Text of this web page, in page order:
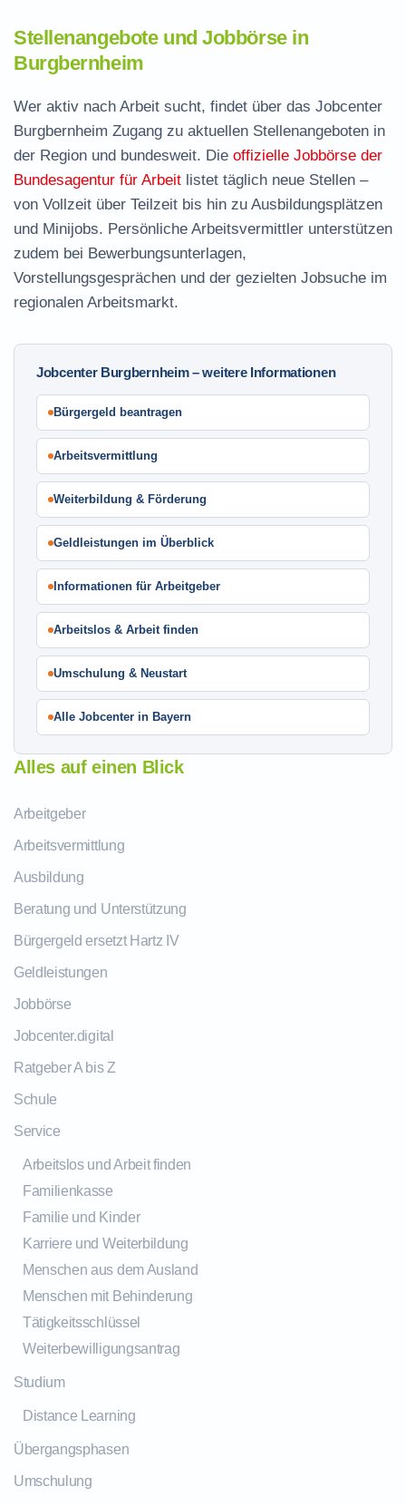
Stellenangebote und Jobbörse in
Burgbernheim
Wer aktiv nach Arbeit sucht, findet über das Jobcenter
Burgbernheim Zugang zu aktuellen Stellenangeboten in
der Region und bundesweit. Die offizielle Jobbörse der
Bundesagentur für Arbeit listet täglich neue Stellen –
von Vollzeit über Teilzeit bis hin zu Ausbildungsplätzen
und Minijobs. Persönliche Arbeitsvermittler unterstützen
zudem bei Bewerbungsunterlagen,
Vorstellungsgesprächen und der gezielten Jobsuche im
regionalen Arbeitsmarkt.
Jobcenter Burgbernheim – weitere Informationen
Bürgergeld beantragen
Arbeitsvermittlung
Weiterbildung & Förderung
Geldleistungen im Überblick
Informationen für Arbeitgeber
Arbeitslos & Arbeit finden
Umschulung & Neustart
Alle Jobcenter in Bayern
Alles auf einen Blick
Arbeitgeber
Arbeitsvermittlung
Ausbildung
Beratung und Unterstützung
Bürgergeld ersetzt Hartz IV
Geldleistungen
Jobbörse
Jobcenter.digital
Ratgeber A bis Z
Schule
Service
Arbeitslos und Arbeit finden
Familienkasse
Familie und Kinder
Karriere und Weiterbildung
Menschen aus dem Ausland
Menschen mit Behinderung
Tätigkeitsschlüssel
Weiterbewilligungsantrag
Studium
Distance Learning
Übergangsphasen
Umschulung